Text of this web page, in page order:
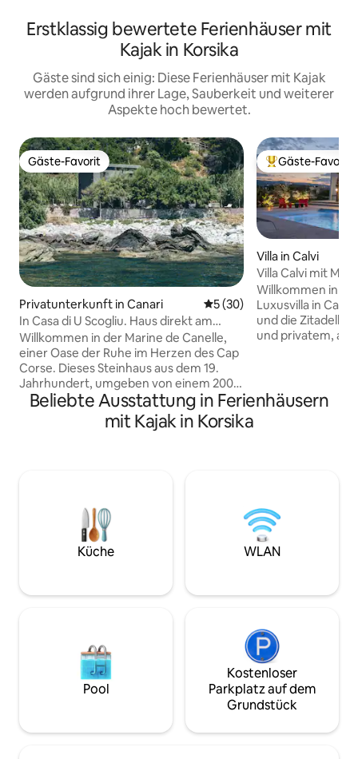
Erstklassig bewertete Ferienhäuser mit
Kajak in Korsika
Gäste sind sich einig: Diese Ferienhäuser mit Kajak
werden aufgrund ihrer Lage, Sauberkeit und weiterer
Aspekte hoch bewertet.
Gäste-Favorit
Gäste-Favorit
Privatunterkunft in Canari Durchschnittliche
5 (30)
In Casa di U Scogliu. Haus direkt am
Wasser.
Willkommen in der Marine de Canelle,
einer Oase der Ruhe im Herzen des Cap
Corse. Dieses Steinhaus aus dem 19.
Jahrhundert, umgeben von einem 2000
m² großen Garten, bietet einen direkten
Zugang zum Meer und
atemberaubende Sonnenuntergänge.
private Abendessen, Veranstaltungen
oder Wellness-Retreats. Hier
bestimmen nur das Meer, die Natur und
die Authentizität Ihren Aufenthalt für
Beliebter Gäste-
Gäste-Favorit
Villa in Calvi
Villa Calvi mit
Beheizter Pool
Willkommen in
Luxusvilla in Calvi
und die Zitadelle,
und privatem, auf
Urlaub mit der
Beliebte Ausstattung in Ferienhäusern
mit Kajak in Korsika
Küche WLAN
Pool
Kostenloser
Parkplatz auf dem
Grundstück